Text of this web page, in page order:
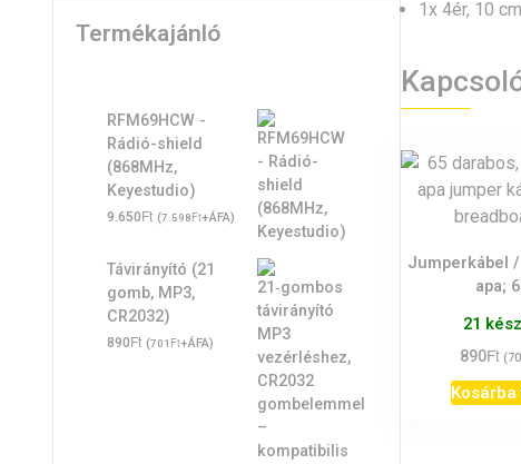
1x 4ér, 10
Jumperkábel
apa;
21
890Ft (
Termékajánló
RFM69HCW -
Rádió-shield
(868MHz,
Keyestudio)
9.650Ft (7.598Ft+ÁFA)
Távirányító (21
gomb, MP3,
CR2032)
890Ft (701 Ft+ÁFA)